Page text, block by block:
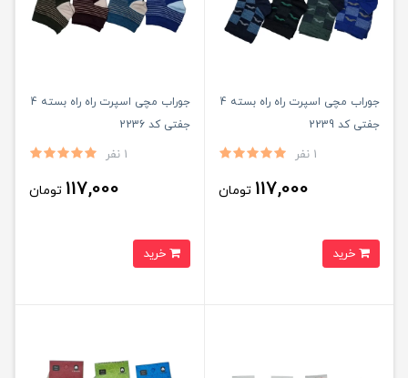
جوراب مچی اسپرت راه راه بسته 4
جفتی کد 2239
1 نفر
117,000 تومان
جوراب مچی اسپرت راه راه بسته 4
جفتی کد 2236
1 نفر
117,000 تومان